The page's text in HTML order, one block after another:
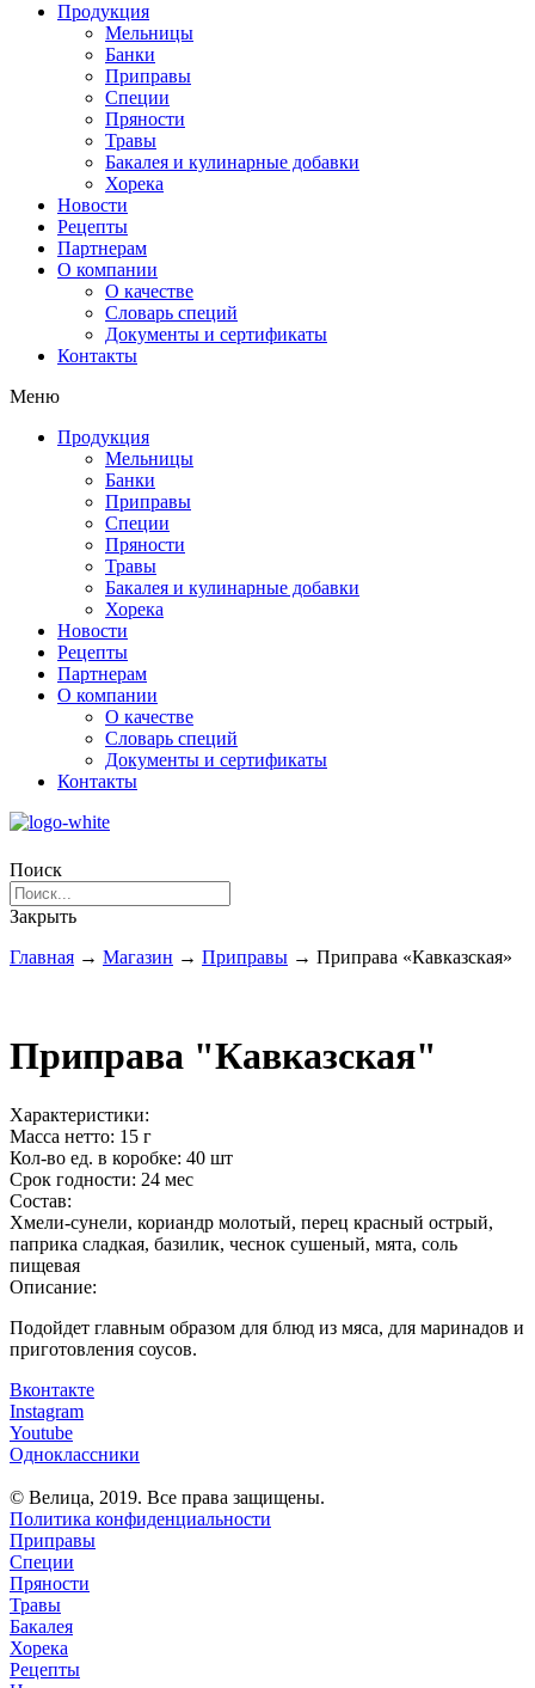
Продукция
Мельницы
Банки
Приправы
Специи
Пряности
Травы
Бакалея и кулинарные добавки
Хорека
Новости
Рецепты
Партнерам
О компании
О качестве
Словарь специй
Документы и сертификаты
Контакты
Меню
Продукция
Мельницы
Банки
Приправы
Специи
Пряности
Травы
Бакалея и кулинарные добавки
Хорека
Новости
Рецепты
Партнерам
О компании
О качестве
Словарь специй
Документы и сертификаты
Контакты
Поиск
Закрыть
Главная → Магазин → Приправы → Приправа «Кавказская»
Приправа "Кавказская"
Характеристики:
Масса нетто: 15 г
Кол-во ед. в коробке: 40 шт
Срок годности: 24 мес
Состав:
Хмели-сунели, кориандр молотый, перец красный острый,
паприка сладкая, базилик, чеснок сушеный, мята, соль
пищевая
Описание:
Подойдет главным образом для блюд из мяса, для маринадов и
приготовления соусов.
Вконтакте
Instagram
Youtube
Одноклассники
© Велица, 2019. Все права защищены.
Политика конфиденциальности
Приправы
Специи
Пряности
Травы
Бакалея
Хорека
Рецепты